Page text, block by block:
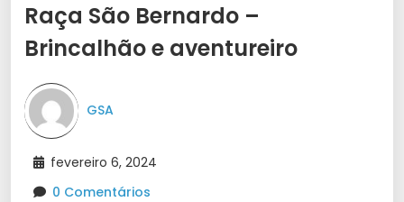
Raça São Bernardo –
Brincalhão e aventureiro
GSA
fevereiro 6, 2024
0 Comentários